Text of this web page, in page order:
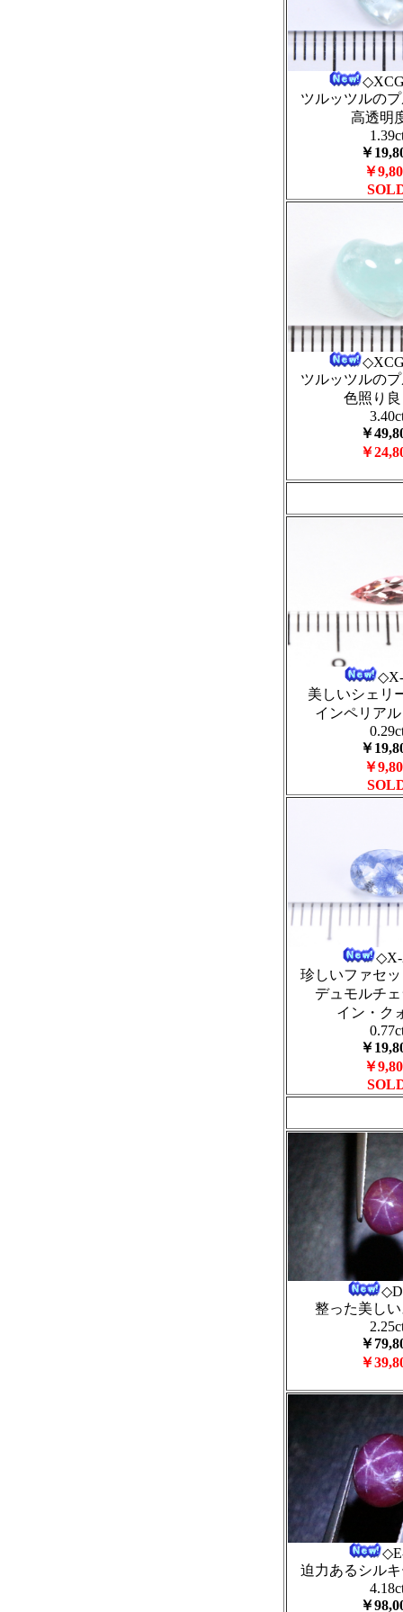
ツルッツルの
高透明
￥
￥
ツルッツルの
色照り
￥
￥
美しいシェリ
インペリア
￥
￥
珍しいファセ
デュモルチ
イン・ク
￥
￥
整った美し
￥
￥
迫力あるシル
￥